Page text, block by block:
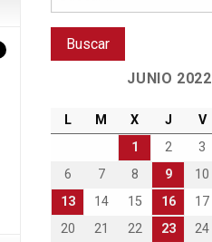
JUNIO 2022
L M X J V
1
2 3
6
7 8 9 10
13
14 15 16 17
20
21 22 23 24